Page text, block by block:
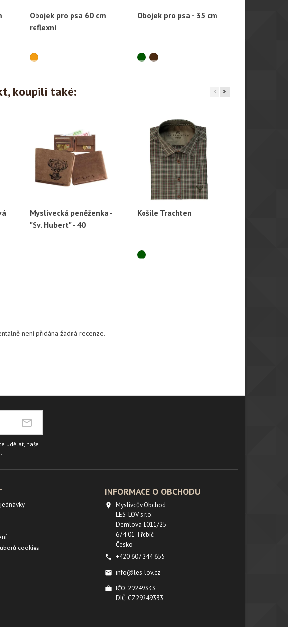
Rychlý náhled
Obojek pro psa 60 cm
reflexní
Rychlý náhled
Obojek pro psa - 35 cm
koupili také:
Rychlý náhled
Myslivecká peněženka -
"Sv. Hubert" - 40
Rychlý náhled
Košile Trachten
není přidána žádná recenze.
udělat, naše
cookies
INFORMACE O OBCHODU

Myslivcův Obchod
LES-LOV s.r.o.
Demlova 1011/25
674 01 Třebíč
Česko
 +420 607 244 655
 info@les-lov.cz
 IČO: 29249333
DIČ: CZ29249333